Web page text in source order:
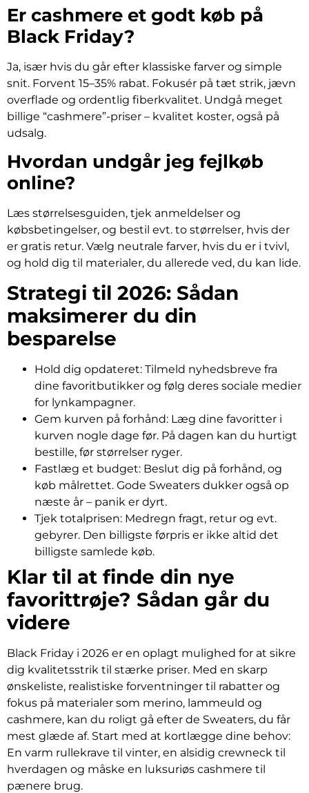
Er cashmere et godt køb på
Black Friday?
Ja, især hvis du går efter klassiske farver og simple
snit. Forvent 15–35% rabat. Fokusér på tæt strik, jævn
overflade og ordentlig fiberkvalitet. Undgå meget
billige “cashmere”-priser – kvalitet koster, også på
udsalg.
Hvordan undgår jeg fejlkøb
online?
Læs størrelsesguiden, tjek anmeldelser og
købsbetingelser, og bestil evt. to størrelser, hvis der
er gratis retur. Vælg neutrale farver, hvis du er i tvivl,
og hold dig til materialer, du allerede ved, du kan lide.
Strategi til 2026: Sådan
maksimerer du din
besparelse
Hold dig opdateret: Tilmeld nyhedsbreve fra
dine favoritbutikker og følg deres sociale medier
for lynkampagner.
Gem kurven på forhånd: Læg dine favoritter i
kurven nogle dage før. På dagen kan du hurtigt
bestille, før størrelser ryger.
Fastlæg et budget: Beslut dig på forhånd, og
køb målrettet. Gode Sweaters dukker også op
næste år – panik er dyrt.
Tjek totalprisen: Medregn fragt, retur og evt.
gebyrer. Den billigste førpris er ikke altid det
billigste samlede køb.
Klar til at finde din nye
favorittrøje? Sådan går du
videre
Black Friday i 2026 er en oplagt mulighed for at sikre
dig kvalitetsstrik til stærke priser. Med en skarp
ønskeliste, realistiske forventninger til rabatter og
fokus på materialer som merino, lammeuld og
cashmere, kan du roligt gå efter de Sweaters, du får
mest glæde af. Start med at kortlægge dine behov:
En varm rullekrave til vinter, en alsidig crewneck til
hverdagen og måske en luksuriøs cashmere til
pænere brug.